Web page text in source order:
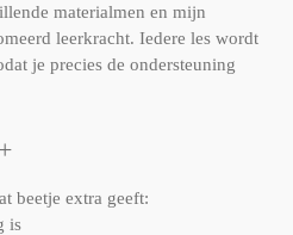
materialmen en mijn
leerkracht. Iedere les wordt
je precies de ondersteuning
beetje extra geeft:
is